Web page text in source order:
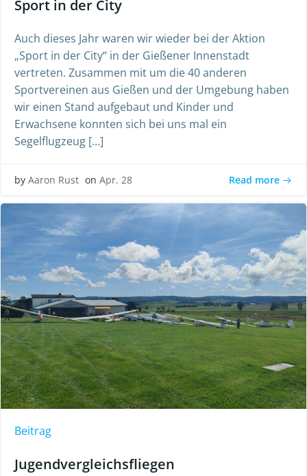
Sport in der City
Auch dieses Jahr waren wir wieder bei der Aktion
„Sport in der City“ in der Gießener Innenstadt
vertreten. Zusammen mit um die 40 anderen
Sportvereinen aus Gießen und der Umgebung haben
wir einen Stand aufgebaut und Kinder und
Erwachsene konnten sich bei uns mal ein
Segelflugzeug […]
by Aaron Rust on Apr. 28 Read more
Beitrag
Jugendvergleichsfliegen